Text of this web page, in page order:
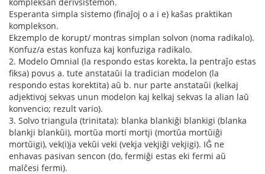
Esperanta simpla sistemo (finaĵoj o a i e) kaŝas praktikan
komplekson.
Ekzemplo de korupt/ montras simplan solvon (noma radikalo).
Konfuz/a estas konfuza kaj konfuziga radikalo.
2. Modelo Omnial (la respondo estas korekta, la pentraĵo estas
fiksa) povus a. tute anstataŭi la tradician modelon (la
respondo estas korektita) aŭ b. nur parte anstataŭi (kelkaj
adjektivoj sekvas unun modelon kaj kelkaj sekvas la alian laŭ
konvencio; rezult vario).
3. Solvo triangula (trinitata): blanka blankiĝi blankigi (blanka
blankji blankŭi), mortŭa morti mortji (mortŭa mortŭiĝi
mortŭigi), vek(i)ja vekŭi veki (vekja vekjiĝi vekjigi). IĜ ne
enhavas pasivan sencon (do, fermiĝi estas eki fermi aŭ
malĉesi fermi).